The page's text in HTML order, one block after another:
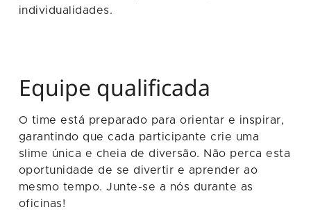
individualidades.
Equipe qualificada
O time está preparado para orientar e inspirar,
garantindo que cada participante crie uma
slime única e cheia de diversão. Não perca esta
oportunidade de se divertir e aprender ao
mesmo tempo. Junte-se a nós durante as
oficinas!